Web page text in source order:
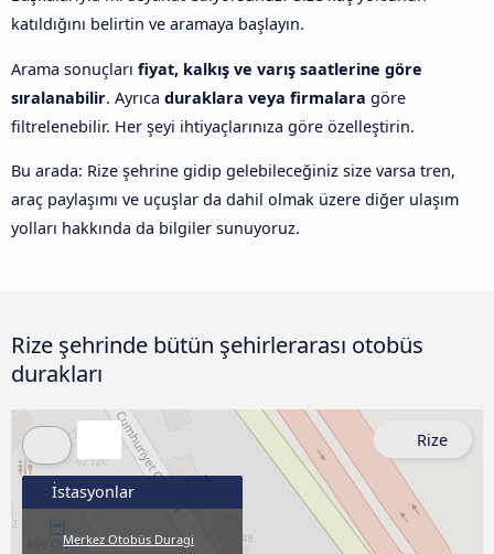
katıldığını belirtin ve aramaya başlayın.
Arama sonuçları fiyat, kalkış ve varış saatlerine göre
sıralanabilir. Ayrıca duraklara veya firmalara göre
filtrelenebilir. Her şeyi ihtiyaçlarınıza göre özelleştirin.
Bu arada: Rize şehrine gidip gelebileceğiniz size varsa tren,
araç paylaşımı ve uçuşlar da dahil olmak üzere diğer ulaşım
yolları hakkında da bilgiler sunuyoruz.
Rize şehrinde bütün şehirlerarası otobüs
durakları
İstasyonlar
Merkez Otobüs Duragi
Rize